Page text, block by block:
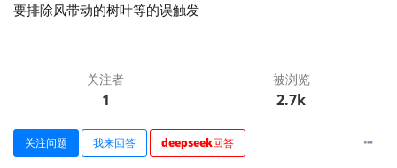
要排除风带动的树叶等的误触发
关注者
1
被浏览
2.7k
关注问题 我来回答 deepseek回答